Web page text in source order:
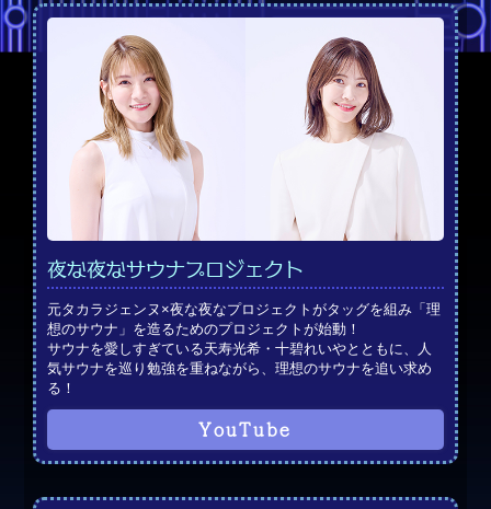
夜な夜なサウナプロジェクト
元タカラジェンヌ×夜な夜なプロジェクトがタッグを組み「理
想のサウナ」を造るためのプロジェクトが始動！
サウナを愛しすぎている天寿光希・十碧れいやとともに、人
気サウナを巡り勉強を重ねながら、理想のサウナを追い求め
る！
YouTube